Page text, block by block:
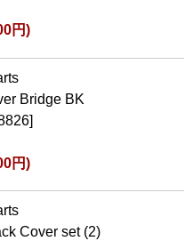
円)
Bridge BK
円)
Cover set (2)